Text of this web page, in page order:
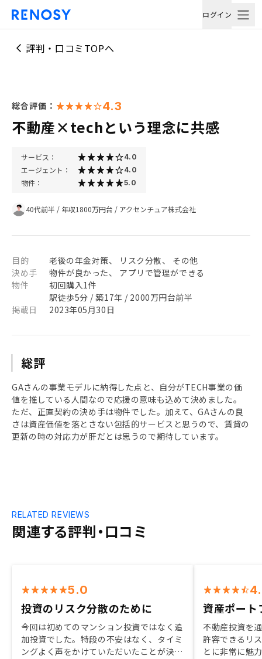
ログイン
評判・口コミTOPへ
総合評価： 4.3
不動産×techという理念に共感
サービス： 4.0
エージェント： 4.0
物件： 5.0
40代前半 / 年収1800万円台 / アクセンチュア株式会社
目的
老後の年金対策、 リスク分散、 その他
決め手
物件が良かった、 アプリで管理ができる
物件
初回購入1件
駅徒歩5分 / 築17年 / 2000万円台前半
掲載日
2023年05月30日
総評
GAさんの事業モデルに納得した点と、自分がTECH事業の価
値を推している人間なので応援の意味も込めて決めました。
ただ、正直契約の決め手は物件でした。加えて、GAさんの良
さは資産価値を落とさない包括的サービスと思うので、賃貸の
更新の時の対応力が肝だとは思うので期待しています。
関連する評判・口コミ
RELATED REVIEWS
5.0
投資のリスク分散のために
今回は初めてのマンション投資ではなく追
加投資でした。特段の不安はなく、タイミ
ングよく声をかけていただいたことが決断
資産ポート
不動産投資を
許容できるリ
とに非常に魅